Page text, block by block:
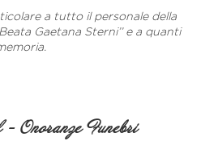
a tutto il personale della
Gaetana Sterni’’ e a quanti
Funebri